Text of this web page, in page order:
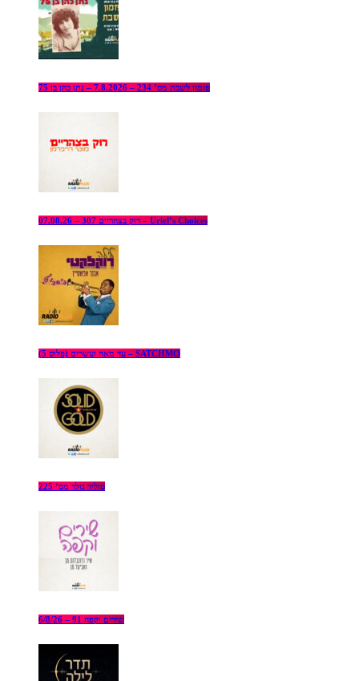
פזמון לשבת מס’ 234 – 7.8.2026 – נתן כהן בן 75
רוק בצהריים 307 – 07.08.26 – Uriel’s Choices
עד מאה ועשרים (פלוס 5) – SATCHMO
סוליד גולד מס’ 225
שירים וקפה 91 – 6/8/26